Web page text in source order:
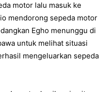
motor lalu masuk ke
mendorong sepeda motor
Egho menunggu di
untuk melihat situasi
mengeluarkan sepeda